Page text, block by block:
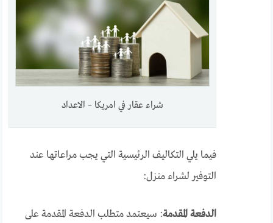
شراء عقار في امريكا – الاعداد
فيما يلي التكاليف الرئيسية التي يجب مراعاتها عند
التوفير لشراء منزل:
الدفعة المقدمة: سيعتمد متطلب الدفعة المقدمة على